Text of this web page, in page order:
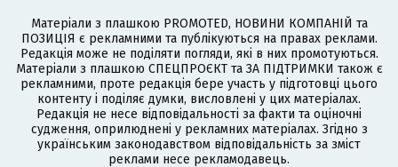
Матеріали з плашкою PROMOTED, НОВИНИ КОМПАНІЙ та
ПОЗИЦІЯ є рекламними та публікуються на правах реклами.
Редакція може не поділяти погляди, які в них промотуються.
Матеріали з плашкою СПЕЦПРОЄКТ та ЗА ПІДТРИМКИ також є
рекламними, проте редакція бере участь у підготовці цього
контенту і поділяє думки, висловлені у цих матеріалах.
Редакція не несе відповідальності за факти та оціночні
судження, оприлюднені у рекламних матеріалах. Згідно з
українським законодавством відповідальність за зміст
реклами несе рекламодавець.